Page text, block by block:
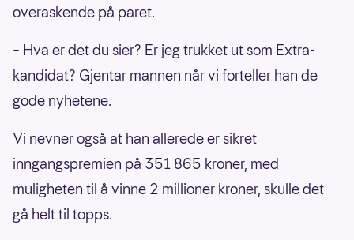
overaskende på paret.
– Hva er det du sier? Er jeg trukket ut som Extra-
kandidat? Gjentar mannen når vi forteller han de
gode nyhetene.
Vi nevner også at han allerede er sikret
inngangspremien på 351 865 kroner, med
muligheten til å vinne 2 millioner kroner, skulle det
gå helt til topps.